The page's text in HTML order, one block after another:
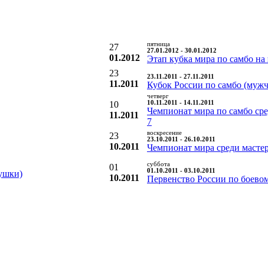
27
01.2012
пятница
27.01.2012 - 30.01.2012
Этап кубка мира по самбо
23
11.2011
23.11.2011 - 27.11.2011
Кубок России по самбо
10
11.2011
четверг
10.11.2011 - 14.11.2011
Чемпионат мира по самбо
7
23
10.2011
воскресение
23.10.2011 - 26.10.2011
Чемпионат мира среди
01
10.2011
суббота
01.10.2011 - 03.10.2011
Первенство России по